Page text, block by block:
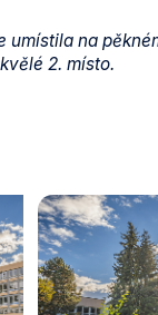
umístila na
2. místo.